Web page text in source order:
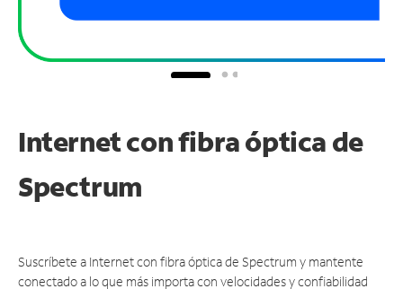
Internet con fibra óptica de
Spectrum
Suscríbete a Internet con fibra óptica de Spectrum y mantente
conectado a lo que más importa con velocidades y confiabilidad